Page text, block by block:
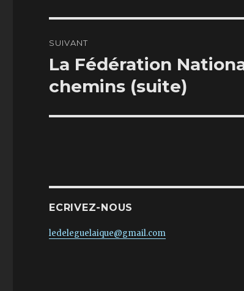
SUIVANT
Publication
suivante :
La Fédération
chemins (suite)
ECRIVEZ-NOUS
ledeleguelaique@gmail.com